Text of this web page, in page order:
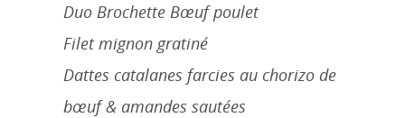
Duo Brochette Bœuf poulet
Filet mignon gratiné
Dattes catalanes farcies au chorizo de
bœuf & amandes sautées